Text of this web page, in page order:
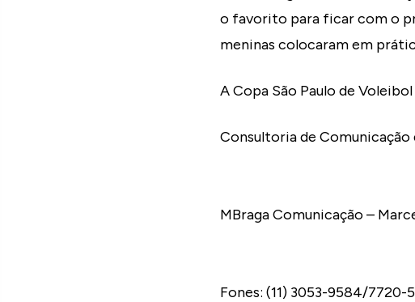
o favorito para ficar com o
meninas colocaram em
A Copa São Paulo de
Consultoria de Comunicação
MBraga Comunicação –
Fones: (11) 3053-9584/